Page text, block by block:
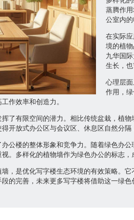
蒸腾作
公室内的
在实际
境的植
九华国
生长，也
心理层
作用，
作效率和创造力。
了有限空间的潜力。相比传统盆栽，植
开放式办公区与会议区、休息区自然分隔
公楼的整体形象和竞争力。随着绿色办
。多样化的植物墙作为绿色办公的标志，
，是优化写字楼生态环境的有效策略。
的完善，未来更多写字楼将借助这一绿色